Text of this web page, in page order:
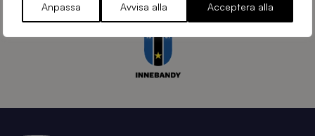
Anpassa Avvisa alla Acceptera alla